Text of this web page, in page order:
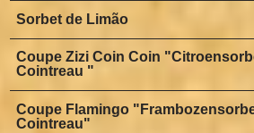
Sorbet de Limão
Coupe Zizi Coin Coin
Cointreau "
Coupe Flamingo
Cointreau"